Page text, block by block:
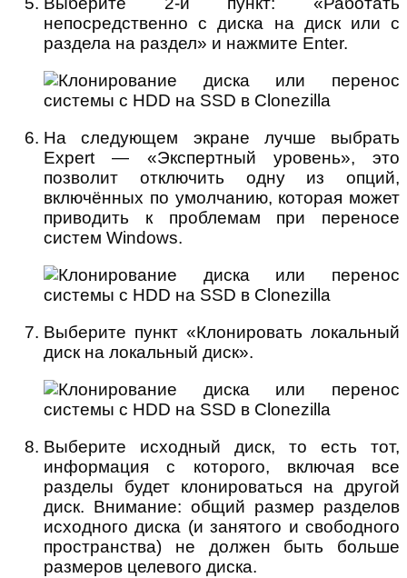
непосредственно с диска на диск или с
раздела на раздел» и нажмите Enter.
На следующем экране лучше выбрать
Expert — «Экспертный уровень», это
позволит отключить одну из опций,
включённых по умолчанию, которая может
приводить к проблемам при переносе
систем Windows.
Выберите пункт «Клонировать локальный
диск на локальный диск».
Выберите исходный диск, то есть тот,
информация с которого, включая все
разделы будет клонироваться на другой
диск. Внимание: общий размер разделов
исходного диска (и занятого и свободного
пространства) не должен быть больше
размеров целевого диска.